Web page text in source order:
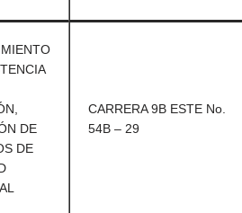
DE
DE
CARRERA 9B ESTE No.
54B – 29